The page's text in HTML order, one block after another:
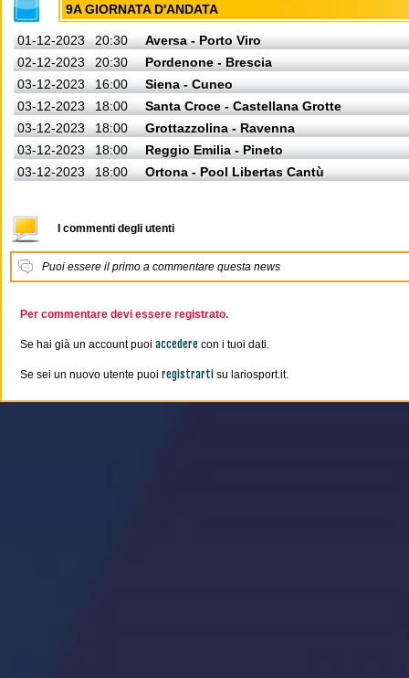
9A GIORNATA D'ANDATA
01-12-2023 20:30
Aversa - Porto Viro
02-12-2023
20:30
Pordenone - Brescia
03-12-2023
16:00
Siena - Cuneo
03-12-2023
18:00
Santa Croce - Castellana Grotte
03-12-2023
18:00
Grottazzolina - Ravenna
03-12-2023
18:00
Reggio Emilia - Pineto
03-12-2023
18:00 Ortona - Pool Libertas Cantù
I commenti degli utenti
Puoi essere il primo a commentare questa news
Per commentare devi essere registrato.
Se hai già un account puoi accedere con i tuoi dati.
Se sei un nuovo utente puoi registrarti su lariosport.it.